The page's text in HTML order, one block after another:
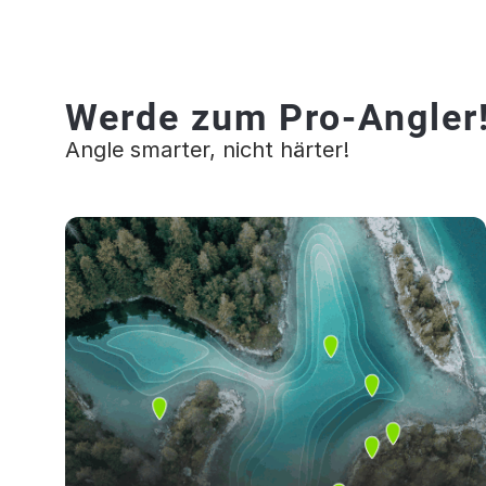
Werde zum Pro-
Angle smarter, nicht härter!